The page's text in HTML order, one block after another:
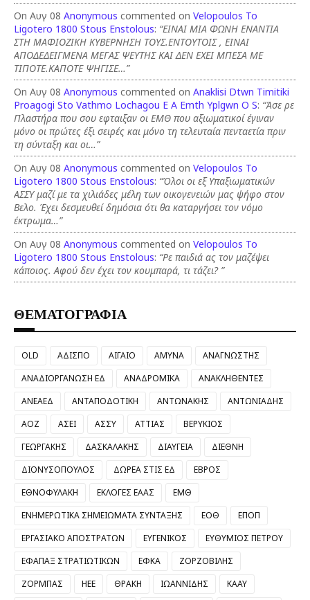
On Αυγ 08 Anonymous commented on Velopoulos To
Ligotero 1800 Stous Enstolous: “ΕΙΝΑΙ ΜΙΑ ΦΩΝΗ ΕΝΑΝΤΙΑ
ΣΤΗ ΜΑΦΙΟΖΙΚΗ ΚΥΒΕΡΝΗΣΗ ΤΟΥΣ.ΕΝΤΟΥΤΟΙΣ , ΕΙΝΑΙ
ΑΠΟΔΕΔΕΙΓΜΕΝΑ ΜΕΓΑΣ ΨΕΥΤΗΣ ΚΑΙ ΔΕΝ ΕΧΕΙ ΜΠΕΣΑ ΜΕ
ΤΙΠΟΤΕ.ΚΑΠΟΤΕ ΨΗΓΙΣΕ…”
On Αυγ 08 Anonymous commented on Anaklisi Dtwn Timitiki
Proagogi Sto Vathmo Lochagou E A Emth Yplgwn O S: “Άσε ρε
Πλαστήρα που σου εφταιξαν οι ΕΜΘ που αξιωματικοί έγιναν
μόνο οι πρώτες έξι σειρές και μόνο τη τελευταία πενταετία πριν
τη σύνταξη και οι…”
On Αυγ 08 Anonymous commented on Velopoulos To
Ligotero 1800 Stous Enstolous: “Όλοι οι εξ Υπαξιωματικών
ΑΣΣΥ μαζί με τα χιλιάδες μέλη των οικογενειών μας ψήφο στον
Βελο. Έχει δεσμευθεί δημόσια ότι θα καταργήσει τον νόμο
έκτρωμα…”
On Αυγ 08 Anonymous commented on Velopoulos To
Ligotero 1800 Stous Enstolous: “Ρε παιδιά ας τον μαζέψει
κάποιος. Αφού δεν έχει τον κουμπαρά, τι τάζει? ”
ΘΕΜΑΤΟΓΡΑΦΙΑ
OLD ΑΔΙΣΠΟ ΑΙΓΑΙΟ ΑΜΥΝΑ
ΑΝΑΓΝΩΣΤΗΣ
ΑΝΑΔΙΟΡΓΑΝΩΣΗ ΕΔ
ΑΝΑΔΡΟΜΙΚΑ
ΑΝΑΚΛΗΘΕΝΤΕΣ
ΑΝΕΑΕΔ
ΑΝΤΑΠΟΔΟΤΙΚΗ ΑΝΤΩΝΑΚΗΣ
ΑΝΤΩΝΙΑΔΗΣ
ΑΟΖ
ΑΣΕΙ ΑΣΣΥ ΑΤΤΙΑΣ
ΒΕΡΥΚΙΟΣ
ΓΕΩΡΓΑΚΗΣ
ΔΑΣΚΑΛΑΚΗΣ ΔΙΑΥΓΕΙΑ
ΔΙΕΘΝΗ
ΔΙΟΝΥΣΟΠΟΥΛΟΣ
ΔΩΡΕΑ ΣΤΙΣ ΕΔ
ΕΒΡΟΣ
ΕΘΝΟΦΥΛΑΚΗ
ΕΚΛΟΓΕΣ ΕΑΑΣ
ΕΜΘ
ΕΝΗΜΕΡΩΤΙΚΑ ΣΗΜΕΙΩΜΑΤΑ ΣΥΝΤΑΞΗΣ
ΕΟΘ
ΕΠΟΠ
ΕΡΓΑΣΙΑΚΟ ΑΠΟΣΤΡΑΤΩΝ
ΕΥΓΕΝΙΚΟΣ
ΕΥΘΥΜΙΟΣ ΠΕΤΡΟΥ
ΕΦΑΠΑΞ ΣΤΡΑΤΙΩΤΙΚΩΝ
ΕΦΚΑ
ΖΟΡΖΟΒΙΛΗΣ
ΖΟΡΜΠΑΣ
ΗΕΕ ΘΡΑΚΗ ΙΩΑΝΝΙΔΗΣ
ΚΑΑΥ